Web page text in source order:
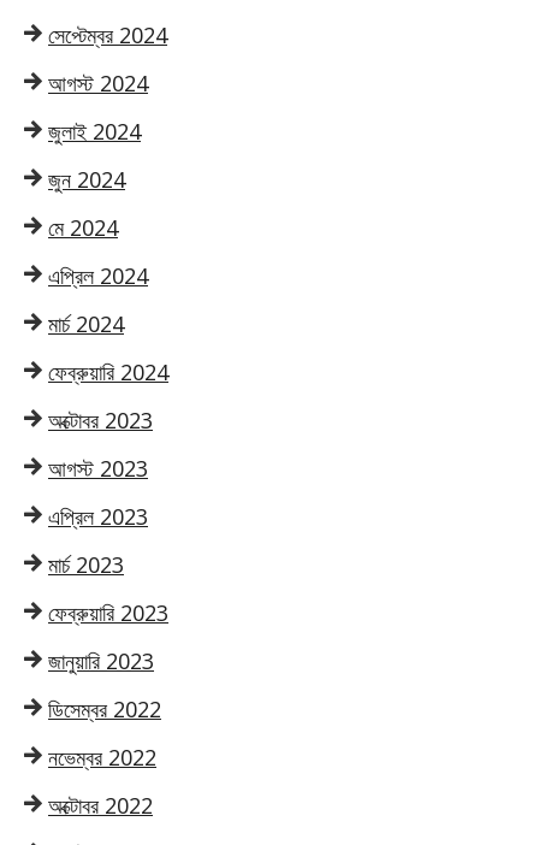
সেপ্টেম্বর 2024
আগস্ট 2024
জুলাই 2024
জুন 2024
মে 2024
এপ্রিল 2024
মার্চ 2024
ফেব্রুয়ারি 2024
অক্টোবর 2023
আগস্ট 2023
এপ্রিল 2023
মার্চ 2023
ফেব্রুয়ারি 2023
জানুয়ারি 2023
ডিসেম্বর 2022
নভেম্বর 2022
অক্টোবর 2022